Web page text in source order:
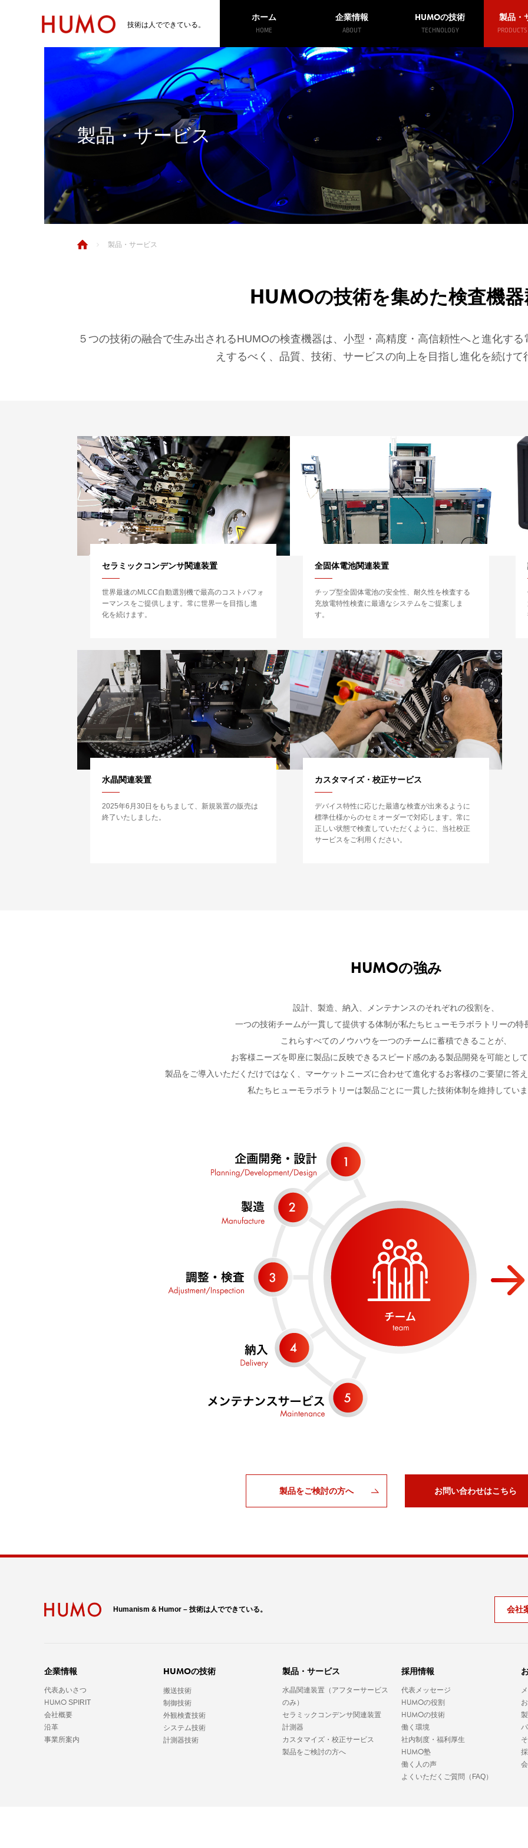
技術は人でできている。
ホーム
HOME
企業情報
ABOUT
HUMOの技術
TECHNOLOGY
製品・
製品・サービス
製品・サービス
HUMOの技術を集めた検査機器
５つの技術の融合で生み出されるHUMOの検査機器は、小型・高精度・高信頼性へと進化す
えするべく、品質、技術、サービスの向上を目指し進化を続けて
セラミックコンデンサ関連装置
世界最速のMLCC自動選別機で最高のコストパフォ
ーマンスをご提供します。常に世界一を目指し進
化を続けます。
全固体電池関連装置
チップ型全固体電池の安全性、耐久性を検査する
充放電特性検査に最適なシステムをご提案しま
す。
水晶関連装置
2025年6⽉30⽇をもちまして、新規装置の販売は
終了いたしました。
カスタマイズ・校正サービス
デバイス特性に応じた最適な検査が出来るように
標準仕様からのセミオーダーで対応します。常に
正しい状態で検査していただくように、当社校正
サービスをご利用ください。
HUMOの強み
設計、製造、納入、メンテナンスのそれぞれの役割を、
一つの技術チームが一貫して提供する体制が私たちヒューモラボラトリーの特
これらすべてのノウハウを一つのチームに蓄積できることが、
お客様ニーズを即座に製品に反映できるスピード感のある製品開発を可能とし
製品をご導入いただくだけではなく、マーケットニーズに合わせて進化するお客様のご要望に答
私たちヒューモラボラトリーは製品ごとに一貫した技術体制を維持してい
製品をご検討の方へ お問い合わせはこちら
Humanism & Humor – 技術は人でできている。 会社
企業情報
代表あいさつ
HUMOSPIRIT
会社概要
沿革
事業所案内
HUMOの技術
搬送技術
制御技術
外観検査技術
システム技術
計測器技術
製品・サービス
水晶関連装置（アフターサービス
のみ）
セラミックコンデンサ関連装置
計測器
カスタマイズ・校正サービス
製品をご検討の方へ
採用情報
代表メッセージ
HUMOの役割
HUMOの技術
働く環境
社内制度・福利厚生
HUMO塾
働く人の声
よくいただくご質問（FAQ）